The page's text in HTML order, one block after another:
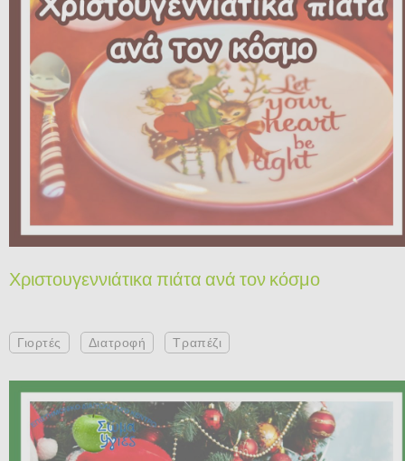
Χριστουγεννιάτικα πιάτα ανά τον κόσμο
Γιορτές Διατροφή Τραπέζι